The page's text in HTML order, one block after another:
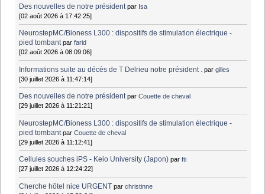
Des nouvelles de notre président par Isa
[02 août 2026 à 17:42:25]
NeurostepMC/Bioness L300 : dispositifs de stimulation électrique -
pied tombant parfarid
[02 août 2026 à 08:09:06]
Informations suite au décès de T Delrieu notre président . pargilles
[30 juillet 2026 à 11:47:14]
Des nouvelles de notre président parCouette de cheval
[29 juillet 2026 à 11:21:21]
NeurostepMC/Bioness L300 : dispositifs de stimulation électrique -
pied tombant parCouette de cheval
[29 juillet 2026 à 11:12:41]
Cellules souches iPS - Keio University (Japon) parfti
[27 juillet 2026 à 12:24:22]
Cherche hôtel nice URGENT parchristinne